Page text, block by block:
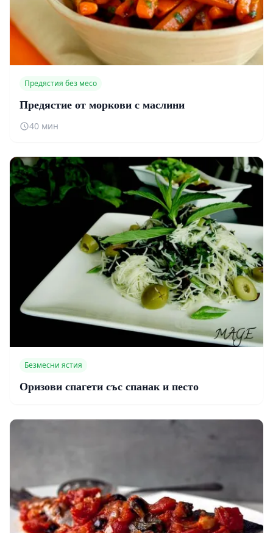
Предястия без месо
Предястие от моркови с маслини
40 мин
Безмесни ястия
Оризови спагети със спанак и песто